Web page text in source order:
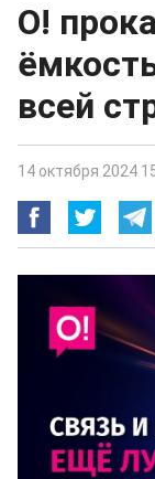
О!
всей
14 октября 2024